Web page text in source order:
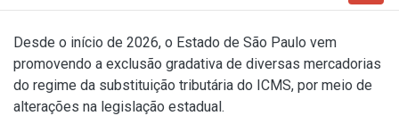
Desde o início de 2026, o Estado de São Paulo vem
promovendo a exclusão gradativa de diversas mercadorias
do regime da substituição tributária do ICMS, por meio de
alterações na legislação estadual.